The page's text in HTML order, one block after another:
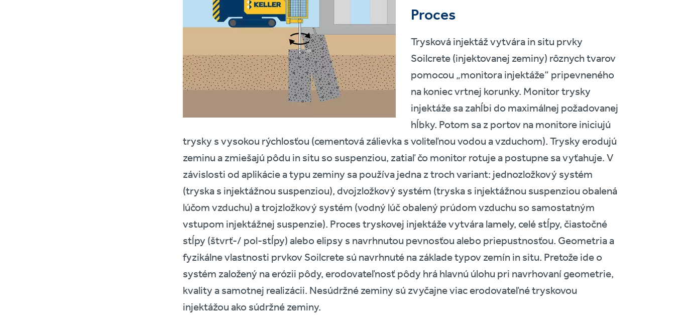
Proces
Trysková injektáž vytvára in situ prvky
Soilcrete (injektovanej zeminy) rôznych tvarov
pomocou „monitora injektáže“ pripevneného
na koniec vrtnej korunky. Monitor trysky
injektáže sa zahĺbi do maximálnej požadovanej
hĺbky. Potom sa z portov na monitore iniciujú
trysky s vysokou rýchlosťou (cementová zálievka s voliteľnou vodou a vzduchom). Trysky erodujú
zeminu a zmiešajú pôdu in situ so suspenziou, zatiaľ čo monitor rotuje a postupne sa vyťahuje. V
závislosti od aplikácie a typu zeminy sa používa jedna z troch variant: jednozložkový systém
(tryska s injektážnou suspenziou), dvojzložkový systém (tryska s injektážnou suspenziou obalená
lúčom vzduchu) a trojzložkový systém (vodný lúč obalený prúdom vzduchu so samostatným
vstupom injektážnej suspenzie). Proces tryskovej injektáže vytvára lamely, celé stĺpy, čiastočné
stĺpy (štvrť-/ pol-stĺpy) alebo elipsy s navrhnutou pevnosťou alebo priepustnosťou. Geometria a
fyzikálne vlastnosti prvkov Soilcrete sú navrhnuté na základe typov zemín in situ. Pretože ide o
systém založený na erózii pôdy, erodovateľnosť pôdy hrá hlavnú úlohu pri navrhovaní geometrie,
kvality a samotnej realizácii. Nesúdržné zeminy sú zvyčajne viac erodovateľné tryskovou
injektážou ako súdržné zeminy.